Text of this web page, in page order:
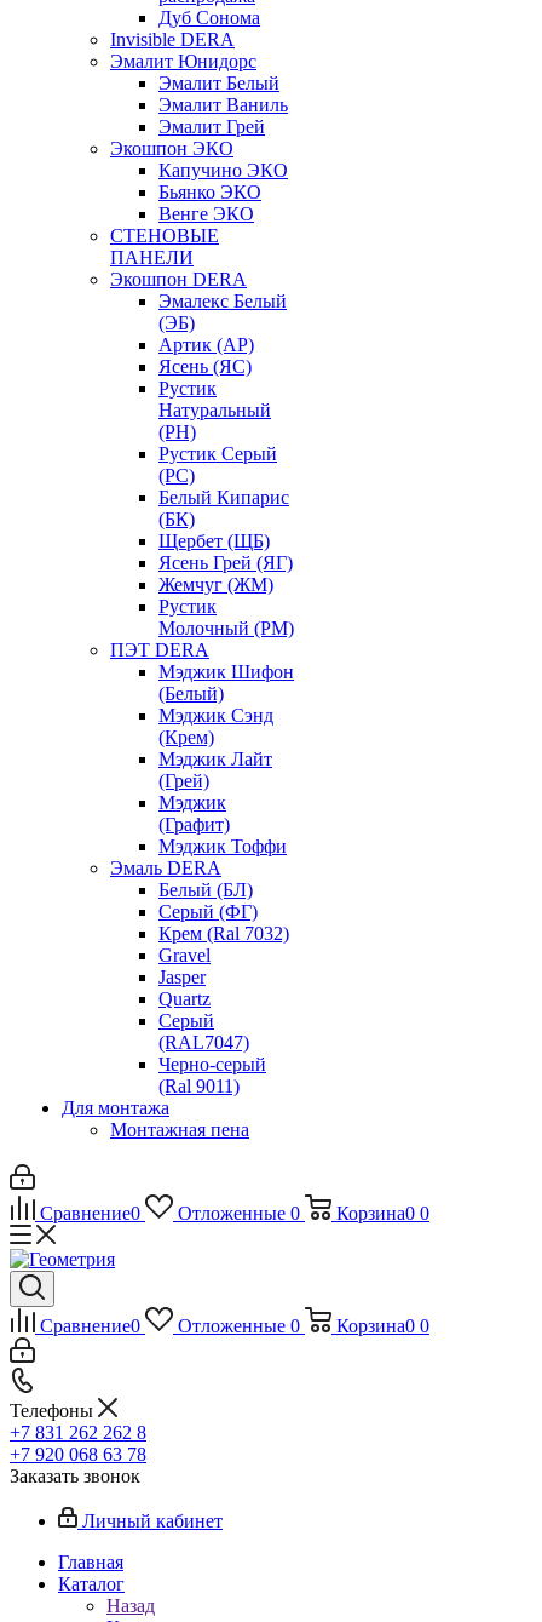
Дуб Сонома
Invisible DERA
Эмалит Юнидорс
Эмалит Белый
Эмалит Ваниль
Эмалит Грей
Экошпон ЭКО
Капучино ЭКО
Бьянко ЭКО
Венге ЭКО
СТЕНОВЫЕ
ПАНЕЛИ
Экошпон DERA
Эмалекс Белый
(ЭБ)
Артик (АР)
Ясень (ЯС)
Рустик
Натуральный
(РН)
Рустик Серый
(РС)
Белый Кипарис
(БК)
Щербет (ЩБ)
Ясень Грей (ЯГ)
Жемчуг (ЖМ)
Рустик
Молочный (РМ)
ПЭТ DERA
Мэджик Шифон
(Белый)
Мэджик Сэнд
(Крем)
Мэджик Лайт
(Грей)
Мэджик
(Графит)
Мэджик Тоффи
Эмаль DERA
Белый (БЛ)
Серый (ФГ)
Крем (Ral 7032)
Gravel
Jasper
Quartz
Серый
(RAL7047)
Черно-серый
(Ral 9011)
Для монтажа
Монтажная пена
Сравнение0 Отложенные 0 Корзина0 0
Сравнение0 Отложенные 0 Корзина0 0
Телефоны
+7 831 262 262 8
+7 920 068 63 78
Заказать звонок
Личный кабинет
Главная
Каталог
Назад